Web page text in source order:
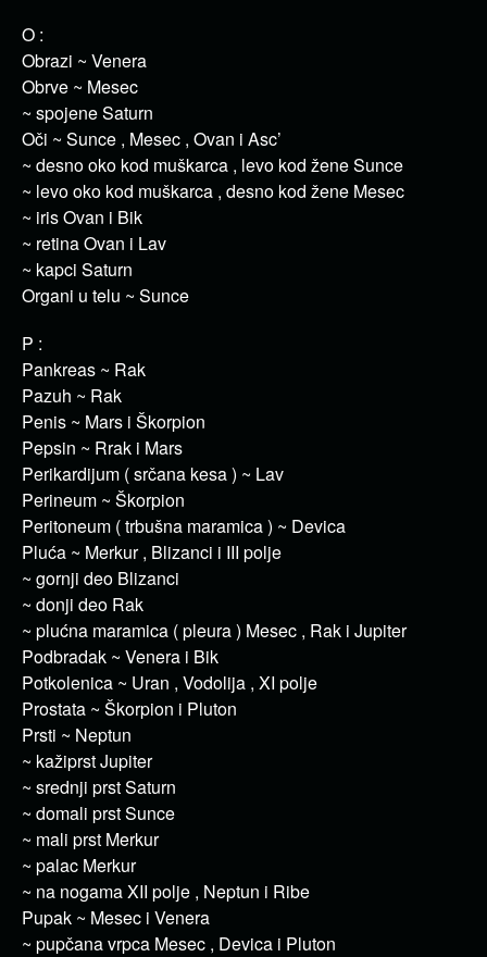
O :
Obrazi ~ Venera
Obrve ~ Mesec
~ spojene Saturn
Oči ~ Sunce , Mesec , Ovan i Asc’
~ desno oko kod muškarca , levo kod žene Sunce
~ levo oko kod muškarca , desno kod žene Mesec
~ iris Ovan i Bik
~ retina Ovan i Lav
~ kapci Saturn
Organi u telu ~ Sunce
P :
Pankreas ~ Rak
Pazuh ~ Rak
Penis ~ Mars i Škorpion
Pepsin ~ Rrak i Mars
Perikardijum ( srčana kesa ) ~ Lav
Perineum ~ Škorpion
Peritoneum ( trbušna maramica ) ~ Devica
Pluća ~ Merkur , Blizanci i III polje
~ gornji deo Blizanci
~ donji deo Rak
~ plućna maramica ( pleura ) Mesec , Rak i Jupiter
Podbradak ~ Venera i Bik
Potkolenica ~ Uran , Vodolija , XI polje
Prostata ~ Škorpion i Pluton
Prsti ~ Neptun
~ kažiprst Jupiter
~ srednji prst Saturn
~ domali prst Sunce
~ mali prst Merkur
~ palac Merkur
~ na nogama XII polje , Neptun i Ribe
Pupak ~ Mesec i Venera
~ pupčana vrpca Mesec , Devica i Pluton